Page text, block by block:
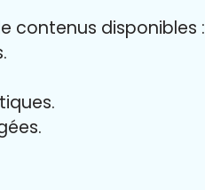
contenus disponibles :